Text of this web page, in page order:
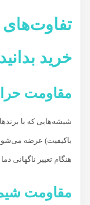
تفاوت‌های
خرید
مقاومت
باکیفیت) عرضه
هنگام تغییر ناگهانی
مقاومت